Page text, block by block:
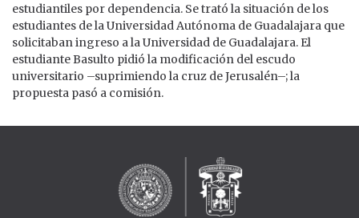
estudiantiles por dependencia. Se trató la situación de los
estudiantes de la Universidad Autónoma de Guadalajara que
solicitaban ingreso a la Universidad de Guadalajara. El
estudiante Basulto pidió la modificación del escudo
universitario –suprimiendo la cruz de Jerusalén–; la
propuesta pasó a comisión.